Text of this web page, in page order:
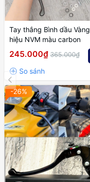
Tay thắng Bình dầu Vàng
hiệu NVM màu carbon
245.000₫ 365.000₫
-26%